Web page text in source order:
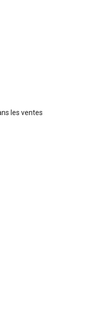
les ventes